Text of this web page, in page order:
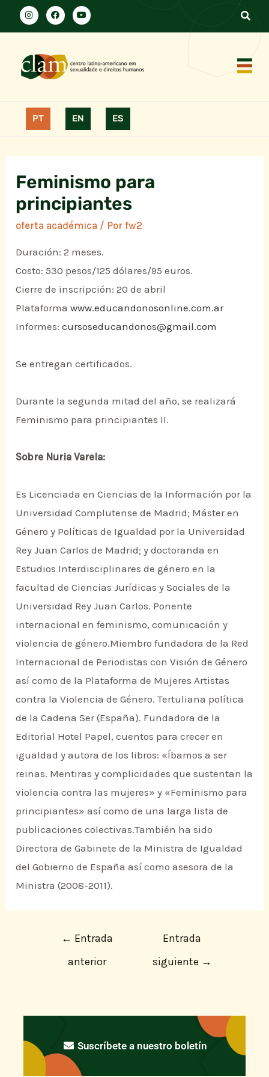
PT EN ES
Feminismo para
principiantes
oferta académica / Porfw2
Duración: 2 meses.
Costo: 530 pesos/125 dólares/95 euros.
Cierre de inscripción: 20 de abril
Plataformawww.educandonosonline.com.ar
Informes:cursoseducandonos@gmail.com
Se entregan certificados.
Durante la segunda mitad del año, se realizará
Feminismo para principiantes II.
Sobre Nuria Varela:
Es Licenciada en Ciencias de la Información por la
Universidad Complutense de Madrid; Máster en
Género y Políticas de Igualdad por la Universidad
Rey Juan Carlos de Madrid; y doctoranda en
Estudios Interdisciplinares de género en la
facultad de Ciencias Jurídicas y Sociales de la
Universidad Rey Juan Carlos. Ponente
internacional en feminismo, comunicación y
violencia de género.Miembro fundadora de la Red
Internacional de Periodistas con Visión de Género
así como de la Plataforma de Mujeres Artistas
contra la Violencia de Género. Tertuliana política
de la Cadena Ser (España). Fundadora de la
Editorial Hotel Papel, cuentos para crecer en
igualdad y autora de los libros: «Íbamos a ser
reinas. Mentiras y complicidades que sustentan la
violencia contra las mujeres» y «Feminismo para
principiantes» así como de una larga lista de
publicaciones colectivas.También ha sido
Directora de Gabinete de la Ministra de Igualdad
del Gobierno de España así como asesora de la
Ministra (2008-2011).
← Entrada
anterior
Entrada
siguiente →
Suscríbete a nuestro boletín